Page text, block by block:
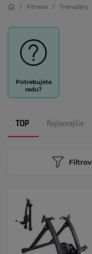
Fitness Trenažéry
Potrebujete
radu?
TOP Najlacnejšie